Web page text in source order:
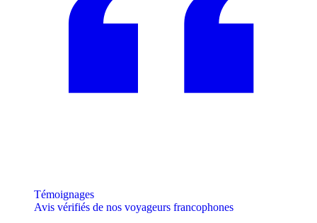
Témoignages
Avis vérifiés de nos voyageurs francophones